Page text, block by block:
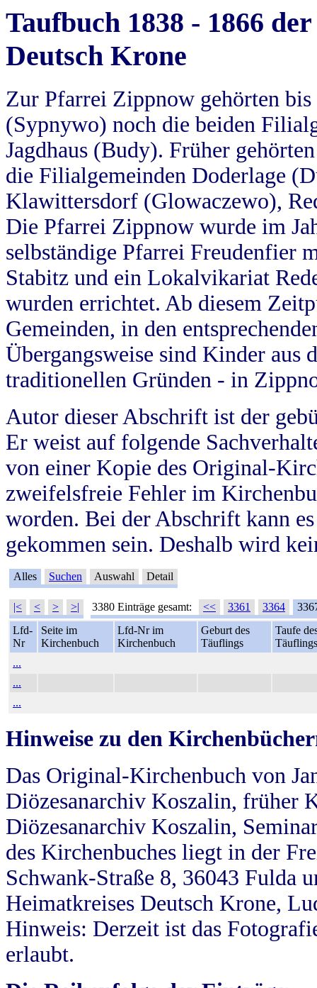
Taufbuch 1838 - 1866
Deutsch Krone
Zur Pfarrei Zippnow gehörten
(Sypnywo) noch die beiden
Jagdhaus (Budy). Früher
die Filialgemeinden Doderlage
Klawittersdorf (Glowaczewo),
Die Pfarrei Zippnow wurde im
selbständige Pfarrei Freudenfier
Stabitz und ein Lokalvikariat
wurden errichtet. Ab diesem
Gemeinden, in den
Übergangsweise sind Kinder aus
traditionellen Gründen - in
Autor dieser Abschrift ist der
Er weist auf folgende
von einer Kopie des Original-
zweifelsfreie Fehler im
worden. Bei der Abschrift kann
gekommen sein. Deshalb wird
Alles Suchen Auswahl Detail
|< < > >| 3380 Einträge gesamt: << 3361 3364
Lfd-
Nr
Seite im
Kirchenbuch
Lfd-Nr im
Kirchenbuch
Geburt des
Täuflings
Taufe
Täuflings
...
...
...
Hinweise zu den
Das Original-Kirchenbuch von
Diözesanarchiv Koszalin, früher
Diözesanarchiv Koszalin,
des Kirchenbuches liegt in der
Schwank-Straße 8, 36043 Fulda
Heimatkreises Deutsch Krone,
Hinweis: Derzeit ist das
erlaubt.